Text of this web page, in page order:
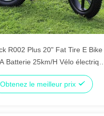
R002 Plus 20" Fat Tire E Bike
Batterie 25km/H Vélo électrique
de l'usine de moteur
Obtenez le meilleur prix